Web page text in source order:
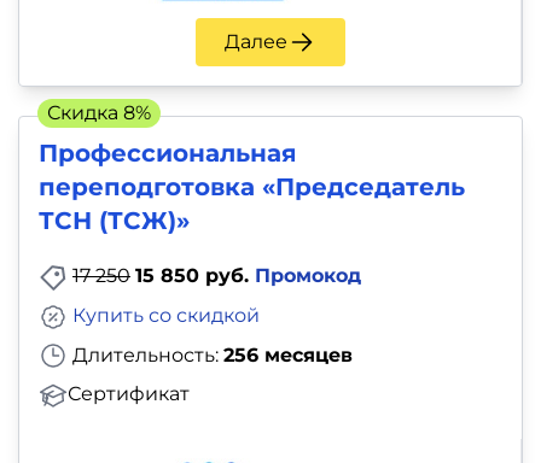
Далее
Профессиональная
переподготовка «Председатель
ТСН (ТСЖ)»
17 250 15 850 руб. Промокод
Длительность: 256 месяцев
Сертификат
Купить со скидкой
Скидка 8%